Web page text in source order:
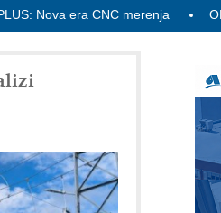
CNC merenja OBO sistemi